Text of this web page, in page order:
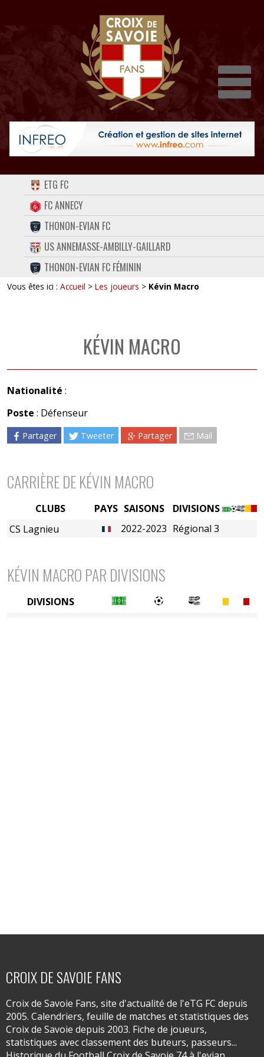
ACCUEIL
FORUM
CONTACT
FACEBOOK
TWITTER
ETG FC
FC ANNECY
THONON-EVIAN FC
US ANNEMASSE-AMBILLY-GAILLARD
THONON-EVIAN FC FÉMININ
Vous êtes ici : Accueil > Les joueurs > Kévin Macro
KÉVIN MACRO
Nationalité :
Poste : Défenseur
Partager Tweeter Partager Mail
CARRIÈRE DE KÉVIN MACRO
PAYS SAISONS
DIVISIONS
2022-2023 Régional 3
CLUBS
CS Lagnieu
KÉVIN MACRO PAR DIVISIONS
DIVISIONS
CROIX DE SAVOIE FANS
Croix de Savoie Fans, site d'actualité de l'eTG FC depuis
2005. Calendriers, feuille de matches et statistiques des
Croix de Savoie depuis 2003. Fiche de joueurs,
statistiques avec classement des buteurs, passeurs...